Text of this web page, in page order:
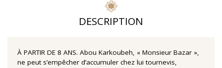
DESCRIPTION
À PARTIR DE 8 ANS. Abou Karkoubeh, « Monsieur Bazar »,
ne peut s’empêcher d’accumuler chez lui tournevis,